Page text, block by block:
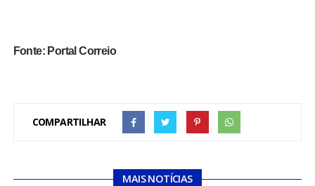
Fonte: Portal Correio
COMPARTILHAR
MAIS NOTÍCIAS